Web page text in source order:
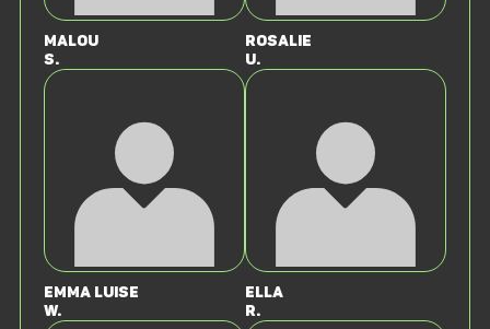
Malou
S.
Rosalie
U.
Emma Luise
W.
Ella
R.